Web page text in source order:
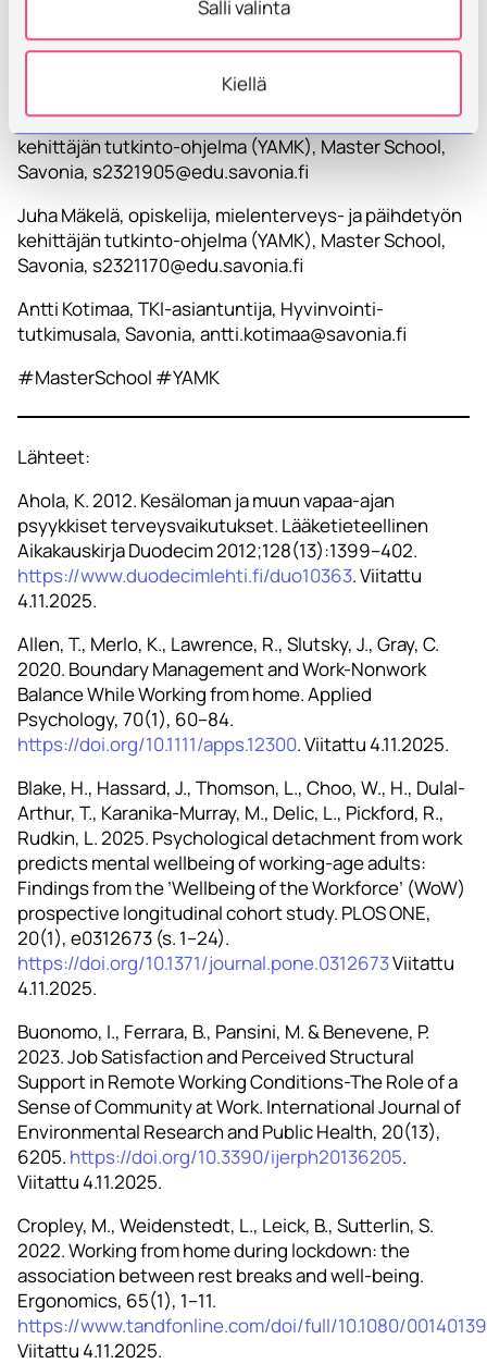
Salli valinta
Kiellä
Tiina Semilä, opiskelija, mielenterveys- ja päihdetyön
kehittäjän tutkinto-ohjelma (YAMK), Master School,
Savonia, s2321905@edu.savonia.fi
Juha Mäkelä, opiskelija, mielenterveys- ja päihdetyön
kehittäjän tutkinto-ohjelma (YAMK), Master School,
Savonia, s2321170@edu.savonia.fi
Antti Kotimaa, TKI-asiantuntija, Hyvinvointi-
tutkimusala, Savonia, antti.kotimaa@savonia.fi
#MasterSchool #YAMK
Lähteet:
Ahola, K. 2012. Kesäloman ja muun vapaa-ajan
psyykkiset terveysvaikutukset. Lääketieteellinen
Aikakauskirja Duodecim 2012;128(13):1399–402.
https://www.duodecimlehti.fi/duo10363. Viitattu
4.11.2025.
Allen, T., Merlo, K., Lawrence, R., Slutsky, J., Gray, C.
2020. Boundary Management and Work-Nonwork
Balance While Working from home. Applied
Psychology, 70(1), 60–84.
https://doi.org/10.1111/apps.12300. Viitattu 4.11.2025.
Blake, H., Hassard, J., Thomson, L., Choo, W., H., Dulal-
Arthur, T., Karanika-Murray, M., Delic, L., Pickford, R.,
Rudkin, L. 2025. Psychological detachment from work
predicts mental wellbeing of working-age adults:
Findings from the ’Wellbeing of the Workforce’ (WoW)
prospective longitudinal cohort study. PLOS ONE,
20(1), e0312673 (s. 1–24).
https://doi.org/10.1371/journal.pone.0312673Viitattu
4.11.2025.
Buonomo, I., Ferrara, B., Pansini, M. & Benevene, P.
2023. Job Satisfaction and Perceived Structural
Support in Remote Working Conditions-The Role of a
Sense of Community at Work. International Journal of
Environmental Research and Public Health, 20(13),
6205. https://doi.org/10.3390/ijerph20136205.
Viitattu 4.11.2025.
Cropley, M., Weidenstedt, L., Leick, B., Sutterlin, S.
2022. Working from home during lockdown: the
association between rest breaks and well-being.
Ergonomics, 65(1), 1–11.
https://www.tandfonline.com/doi/full/10.1080/
Viitattu 4.11.2025.